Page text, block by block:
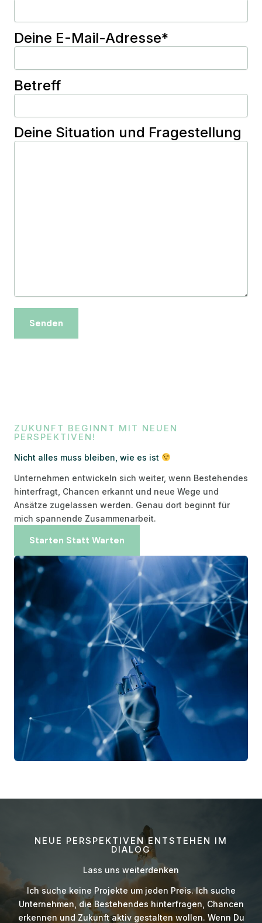
Deine E-Mail-Adresse*
Betreff
Deine Situation und Fragestellung
ZUKUNFT BEGINNT MIT NEUEN
PERSPEKTIVEN!
Nicht alles muss bleiben, wie es ist
Unternehmen entwickeln sich weiter, wenn Bestehendes
hinterfragt, Chancen erkannt und neue Wege und
Ansätze zugelassen werden. Genau dort beginnt für
mich spannende Zusammenarbeit.
Starten Statt Warten
NEUE PERSPEKTIVEN ENTSTEHEN IM
DIALOG
Lass uns weiterdenken
Ich suche keine Projekte um jeden Preis. Ich suche
Unternehmen, die Bestehendes hinterfragen, Chancen
erkennen und Zukunft aktiv gestalten wollen. Wenn Du